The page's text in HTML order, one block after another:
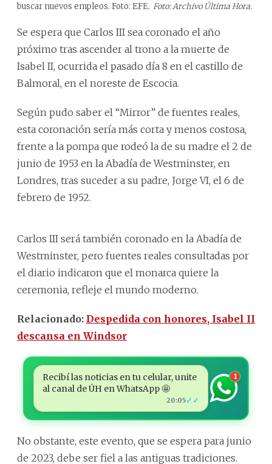
buscar nuevos empleos. Foto: EFE. Foto: Archivo Última Hora.
Se espera que Carlos III sea coronado el año
próximo tras ascender al trono a la muerte de
Isabel II, ocurrida el pasado día 8 en el castillo de
Balmoral, en el noreste de Escocia.
Según pudo saber el “Mirror” de fuentes reales,
esta coronación sería más corta y menos costosa,
frente a la pompa que rodeó la de su madre el 2 de
junio de 1953 en la Abadía de Westminster, en
Londres, tras suceder a su padre, Jorge VI, el 6 de
febrero de 1952.
Carlos III será también coronado en la Abadía de
Westminster, pero fuentes reales consultadas por
el diario indicaron que el monarca quiere la
ceremonia, refleje el mundo moderno.
Relacionado: Despedida con honores, Isabel II
descansa en Windsor
Recibí las noticias en tu celular, unite
al canal de ÚH en WhatsApp 🤩
20:05✓✓
1
No obstante, este evento, que se espera para junio
de 2023, debe ser fiel a las antiguas tradiciones.